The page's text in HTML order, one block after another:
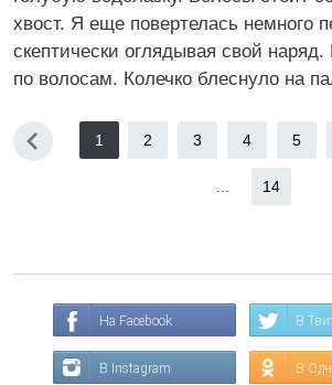
хвост. Я еще повертелась немного
скептически оглядывая свой наряд.
по волосам. Колечко блеснуло на
1 2 3 4 5
14
На Facebook В
В Instagram В